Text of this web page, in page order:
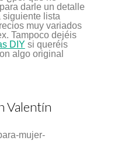
darle un detalle
siguiente lista
muy variados
Tampoco dejéis
DIY si queréis
algo original
Valentín